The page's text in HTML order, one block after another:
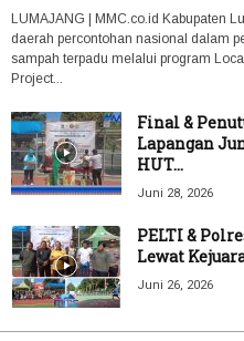
LUMAJANG | MMC.co.id Kabupaten
daerah percontohan nasional dalam
sampah terpadu melalui program
Project...
Final &
Lapangan
HUT...
Juni 28, 2026
PELTI &
Lewat
Juni 26, 2026